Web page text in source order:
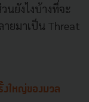
นยังไงบ้างที่จะ
ยมาเป็น Threat
งใหญ่ของมวล